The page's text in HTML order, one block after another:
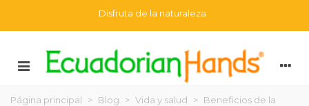
Disfruta de la naturaleza
Página principal > Blog > Vida y salud > Beneficios de la